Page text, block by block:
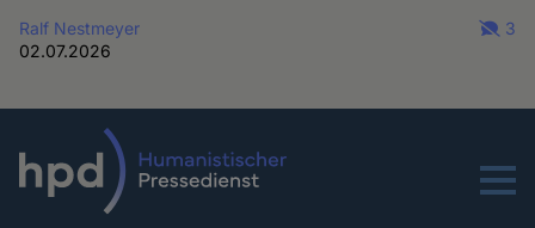
Ralf Nestmeyer
02.07.2026
3
Menu